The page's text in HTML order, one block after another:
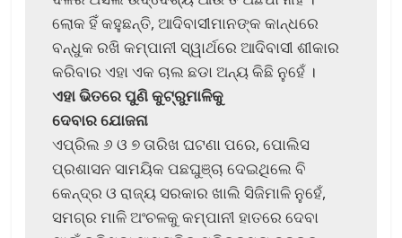
ଲୋକ ହିଁ କହୁଛନ୍ତି, ଆଦିବାସୀମାନଙ୍କ କାନ୍ଧରେ
ବନ୍ଧୁକ ରଖି କମ୍ପାନୀ ସ୍ୱାର୍ଥରେ ଆଦିବାସୀ ଶୀକାର
କରିବାର ଏହା ଏକ ଚାଲ ଛଡା ଅନ୍ୟ କିଛି ନୁହେଁ ।
ଏହା ଭିତରେ ପୁଣି କୁଟ୍ରୁମାଳିକୁ
ଦେବାର ଯୋଜନା
ଏପ୍ରିଲ ୬ ଓ ୭ ତାରିଖ ଘଟଣା ପରେ, ପୋଲିସ
ପ୍ରଶାସନ ସାମୟିକ ପଛଘୁଞ୍ଚା ଦେଇଥିଲେ ବି
କେନ୍ଦ୍ର ଓ ରାଜ୍ୟ ସରକାର ଖାଲି ସିଜିମାଳି ନୁହେଁ,
ସମଗ୍ର ମାଳି ଅଂଚଳକୁ କମ୍ପାନୀ ହାତରେ ଦେବା